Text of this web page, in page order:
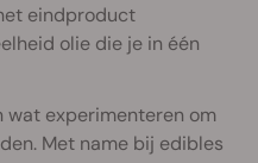
eindproduct
olie die je in één
wat experimenteren om
Met name bij edibles